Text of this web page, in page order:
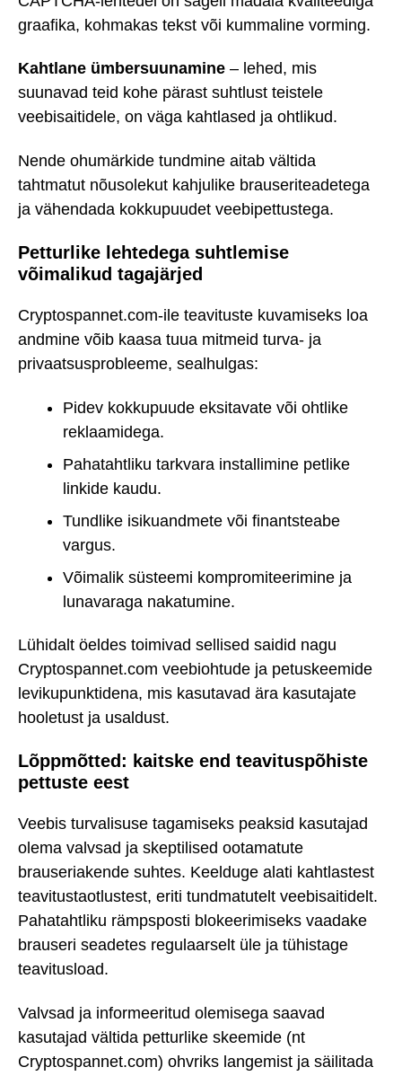
graafika, kohmakas tekst või kummaline vorming.
Kahtlane ümbersuunamine – lehed, mis
suunavad teid kohe pärast suhtlust teistele
veebisaitidele, on väga kahtlased ja ohtlikud.
Nende ohumärkide tundmine aitab vältida
tahtmatut nõusolekut kahjulike brauseriteadetega
ja vähendada kokkupuudet veebipettustega.
Petturlike lehtedega suhtlemise
võimalikud tagajärjed
Cryptospannet.com-ile teavituste kuvamiseks loa
andmine võib kaasa tuua mitmeid turva- ja
privaatsusprobleeme, sealhulgas:
Pidev kokkupuude eksitavate või ohtlike
reklaamidega.
Pahatahtliku tarkvara installimine petlike
linkide kaudu.
Tundlike isikuandmete või finantsteabe
vargus.
Võimalik süsteemi kompromiteerimine ja
lunavaraga nakatumine.
Lühidalt öeldes toimivad sellised saidid nagu
Cryptospannet.com veebiohtude ja petuskeemide
levikupunktidena, mis kasutavad ära kasutajate
hooletust ja usaldust.
Lõppmõtted: kaitske end teavituspõhiste
pettuste eest
Veebis turvalisuse tagamiseks peaksid kasutajad
olema valvsad ja skeptilised ootamatute
brauseriakende suhtes. Keelduge alati kahtlastest
teavitustaotlustest, eriti tundmatutelt veebisaitidelt.
Pahatahtliku rämpsposti blokeerimiseks vaadake
brauseri seadetes regulaarselt üle ja tühistage
teavitusload.
Valvsad ja informeeritud olemisega saavad
kasutajad vältida petturlike skeemide (nt
Cryptospannet.com) ohvriks langemist ja säilitada